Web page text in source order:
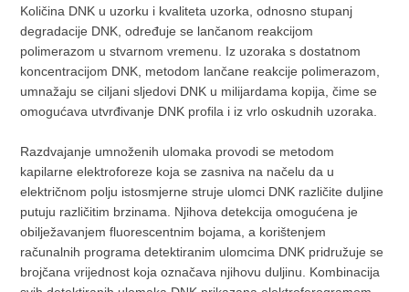
Količina DNK u uzorku i kvaliteta uzorka, odnosno stupanj
degradacije DNK, određuje se lančanom reakcijom
polimerazom u stvarnom vremenu. Iz uzoraka s dostatnom
koncentracijom DNK, metodom lančane reakcije polimerazom,
umnažaju se ciljani sljedovi DNK u milijardama kopija, čime se
omogućava utvrđivanje DNK profila i iz vrlo oskudnih uzoraka.
Razdvajanje umnoženih ulomaka provodi se metodom
kapilarne elektroforeze koja se zasniva na načelu da u
električnom polju istosmjerne struje ulomci DNK različite duljine
putuju različitim brzinama. Njihova detekcija omogućena je
obilježavanjem fluorescentnim bojama, a korištenjem
računalnih programa detektiranim ulomcima DNK pridružuje se
brojčana vrijednost koja označava njihovu duljinu. Kombinacija